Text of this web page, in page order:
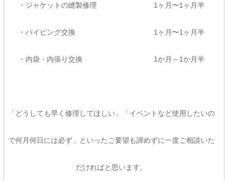
・ジャケットの縫製修理 1ヶ月〜1ヶ月半
・パイピング交換 1ヶ月〜1ヶ月半
・内袋・内張り交換 1か月～1か月半
「どうしても早く修理してほしい」「イベントなど使用したいの
で何月何日には必ず」といったご要望も諦めずに一度ご相談いた
だければと思います。